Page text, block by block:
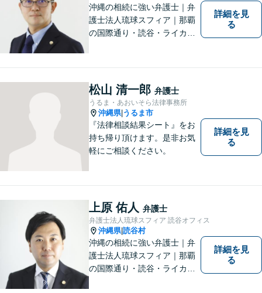
沖縄の相続に強い弁護士｜弁
護士法人琉球スフィア｜那覇
の国際通り・読谷・ライカム
知識の習得を心がけるだけで
はなく、一社会人として相談
者の心に寄り添っていける弁
護士でありたいと思っていま
す。
詳細を見
る
松山 清一郎 弁護士
うるま・あおいそら法律事務所
沖縄県| うるま市
『法律相談結果シート』をお
持ち帰り頂けます。是非お気
軽にご相談ください。
詳細を見
る
上原 佑人 弁護士
弁護士法人琉球スフィア 読谷オフィス
沖縄県|読谷村
沖縄の相続に強い弁護士｜弁
護士法人琉球スフィア｜那覇
の国際通り・読谷・ライカム
詳細を見
る